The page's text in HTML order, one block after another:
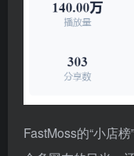
FastMoss的“小店